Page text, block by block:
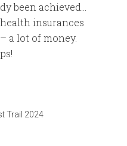
been achieved…
insurances
a lot of money.
Trail 2024